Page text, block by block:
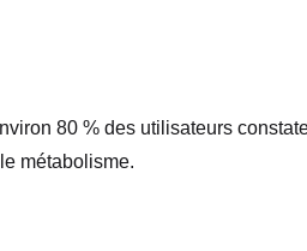
80 % des utilisateurs
métabolisme.